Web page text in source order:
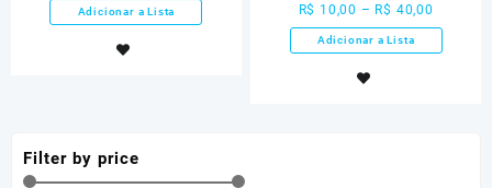
Adicionar a Lista R$ 10,00 – R$ 40,00
Adicionar a Lista
Filter by price